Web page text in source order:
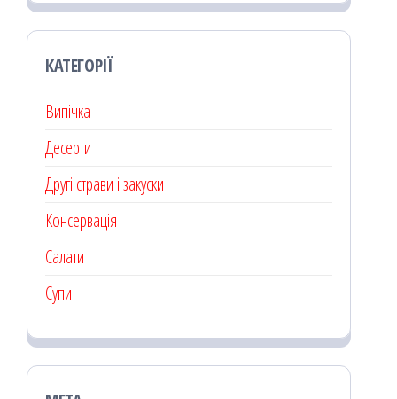
КАТЕГОРІЇ
Випічка
Десерти
Другі страви і закуски
Консервація
Салати
Супи